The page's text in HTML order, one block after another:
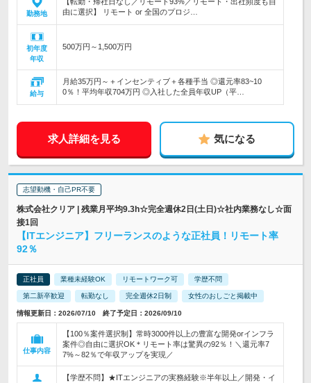
勤務地
由に選択】 リモート or 全国のプロジ…
初年度
年収
500万円～1,500万円
給与
月給35万円～＋インセンティブ＋各種手当 ◎還元率83~10
0％！平均年収704万円 ◎入社した全員年収UP（平…
求人詳細を見る 気になる
志望動機・自己PR不要
株式会社クリア | 残業月平均9.3h☆完全週休2日(土日)☆社内業務なし☆面
接1回
【ITエンジニア】フリーランスのような正社員！リモート率
92％
正社員 業種未経験OK リモートワーク可 学歴不問
第二新卒歓迎 転勤なし 完全週休2日制 女性のおしごと掲載中
情報更新日：2026/07/10 終了予定日：2026/09/10
仕事内容
【100％案件選択制】常時3000件以上の豊富な開発orインフラ
案件◎自由に選択OK＊リモート率は驚異の92％！＼還元率7
7%～82％で年収アップを実現／
【学歴不問】★ITエンジニアの実務経験※半年以上／開発・イ